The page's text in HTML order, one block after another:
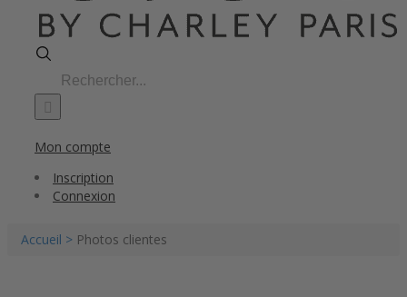
Search
for:
Mon compte
Inscription
Connexion
Accueil > Photos clientes